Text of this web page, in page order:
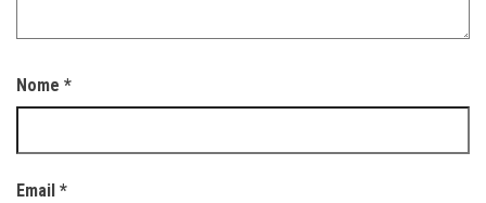
Nome *
Email *